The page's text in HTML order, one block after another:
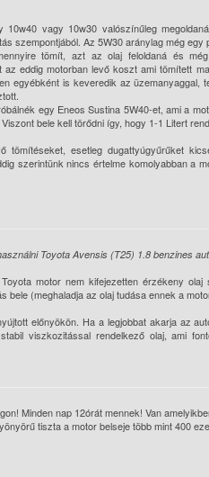
vagy 10w30 valószínűleg
szempontjából. Az 5W30 aránylag még
tömít, azt az olaj feloldaná és még
eddig motorban levő koszt ami tömített
egyébként is keveredik az üzemanyaggal,
egy Eneos Sustina 5W40-et, ami a
bele kell törődni így, hogy 1-1 Litert
esetleg dugattyúgyűrűket
szerintünk nincs értelme komolyabban a
Toyota Avensis (T25) 1.8 benzines
motor nem kifejezetten érzékeny olaj
(meghaladja az olaj tudása ennek a
előnyökön. Ha a legjobbat akarja az
viszkozitással rendelkező olaj, ami
Minden nap 12órát mennek! Van
tiszta a motor belseje több mint 400